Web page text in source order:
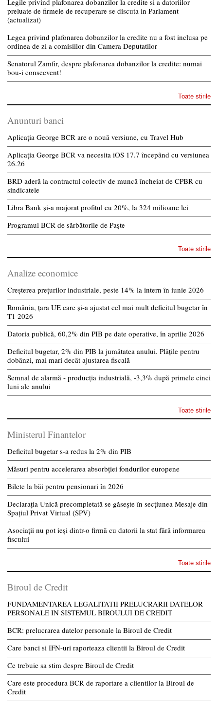
preluate de firmele de recuperare se discuta in Parlament
(actualizat)
Legea privind plafonarea dobanzilor la credite nu a fost inclusa pe
ordinea de zi a comisiilor din Camera Deputatilor
Senatorul Zamfir, despre plafonarea dobanzilor la credite: numai
bou-i consecvent!
Toate stirile
Anunturi banci
Aplicația George BCR are o nouă versiune, cu Travel Hub
Aplicația George BCR va necesita iOS 17.7 începând cu versiunea
26.26
BRD aderă la contractul colectiv de muncă încheiat de CPBR cu
sindicatele
Libra Bank și-a majorat profitul cu 20%, la 324 milioane lei
Programul BCR de sărbătorile de Paște
Toate stirile
Analize economice
Creșterea prețurilor industriale, peste 14% la intern în iunie 2026
România, țara UE care și-a ajustat cel mai mult deficitul bugetar în
T1 2026
Datoria publică, 60,2% din PIB pe date operative, în aprilie 2026
Deficitul bugetar, 2% din PIB la jumătatea anului. Plățile pentru
dobânzi, mai mari decât ajustarea fiscală
Semnal de alarmă - producția industrială, -3,3% după primele cinci
luni ale anului
Toate stirile
Ministerul Finantelor
Deficitul bugetar s-a redus la 2% din PIB
Măsuri pentru accelerarea absorbției fondurilor europene
Bilete la băi pentru pensionari în 2026
Declarația Unică precompletată se găsește în secțiunea Mesaje din
Spațiul Privat Virtual (SPV)
Asociații nu pot ieși dintr-o firmă cu datorii la stat fără informarea
fiscului
Toate stirile
Biroul de Credit
FUNDAMENTAREA LEGALITATII PRELUCRARII DATELOR
PERSONALE IN SISTEMUL BIROULUI DE CREDIT
BCR: prelucrarea datelor personale la Biroul de Credit
Care banci si IFN-uri raporteaza clientii la Biroul de Credit
Ce trebuie sa stim despre Biroul de Credit
Care este procedura BCR de raportare a clientilor la Biroul de
Credit